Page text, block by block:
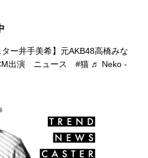
ー井手美希】元AKB48高橋みな
出演 ニュース #猫 ♬ Neko -